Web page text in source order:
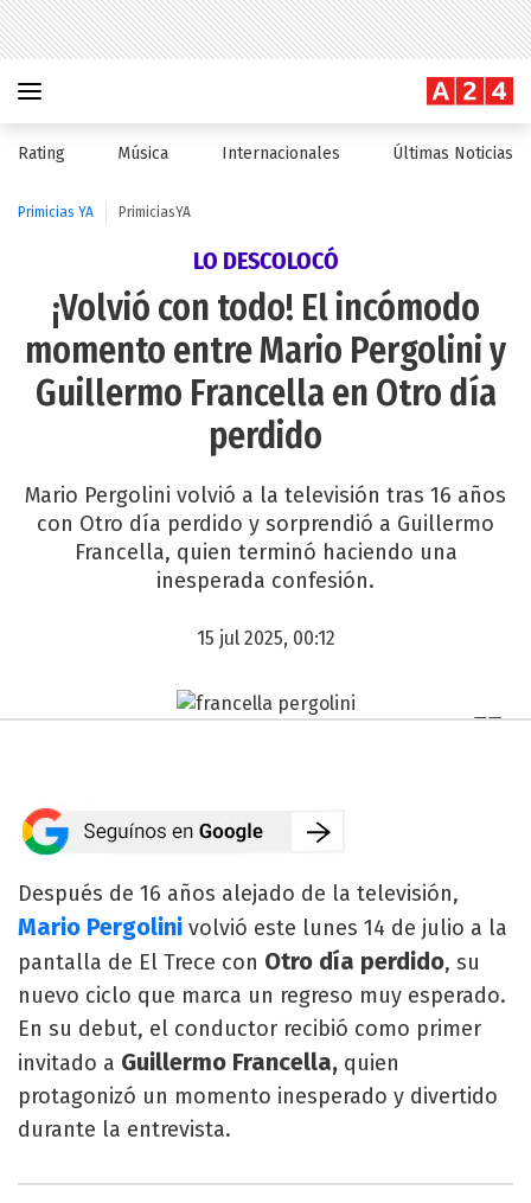
Rating Música Internacionales Últimas Noticias
Primicias YA PrimiciasYA
LO DESCOLOCÓ
¡Volvió con todo! El incómodo
momento entre Mario Pergolini y
Guillermo Francella en Otro día
perdido
Mario Pergolini volvió a la televisión tras 16 años
con Otro día perdido y sorprendió a Guillermo
Francella, quien terminó haciendo una
inesperada confesión.
15 jul 2025, 00:12
Después de 16 años alejado de la televisión,
Mario Pergolini volvió este lunes 14 de julio a la
pantalla de El Trece con Otro día perdido, su
nuevo ciclo que marca un regreso muy esperado.
En su debut, el conductor recibió como primer
invitado a Guillermo Francella, quien
protagonizó un momento inesperado y divertido
durante la entrevista.